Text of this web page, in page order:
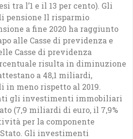
tra l’1 e il 13 per cento). Gli
pensione Il risparmio
a fine 2020 ha raggiunto
alle Casse di previdenza e
Casse di previdenza
risulta in diminuzione
a 48,1 miliardi,
in meno rispetto al 2019.
gli investimenti immobiliari
(7,9 miliardi di euro, il 7,9%
per la componente
Stato. Gli investimenti